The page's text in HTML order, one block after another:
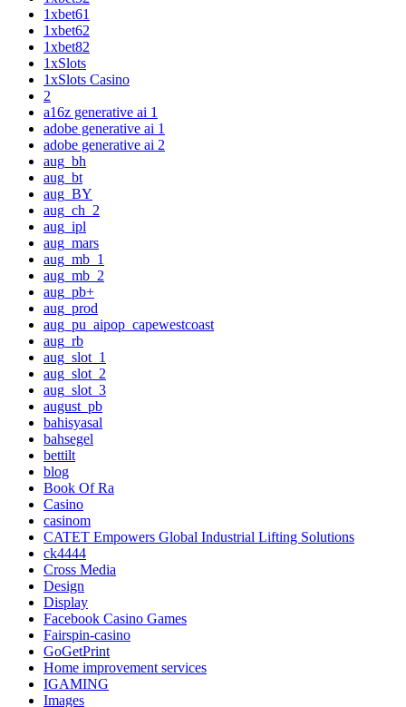
1xbet61
1xbet62
1xbet82
1xSlots
1xSlots Casino
2
a16z generative ai 1
adobe generative ai 1
adobe generative ai 2
aug_bh
aug_bt
aug_BY
aug_ch_2
aug_ipl
aug_mars
aug_mb_1
aug_mb_2
aug_pb+
aug_prod
aug_pu_aipop_capewestcoast
aug_rb
aug_slot_1
aug_slot_2
aug_slot_3
august_pb
bahisyasal
bahsegel
bettilt
blog
Book Of Ra
Casino
casinom
CATET Empowers Global Industrial Lifting Solutions
ck4444
Cross Media
Design
Display
Facebook Casino Games
Fairspin-casino
GoGetPrint
Home improvement services
IGAMING
Images